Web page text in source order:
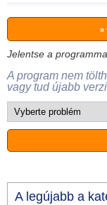
»
Jelentse a
A program nem
vagy tud újabb
A legújabb a